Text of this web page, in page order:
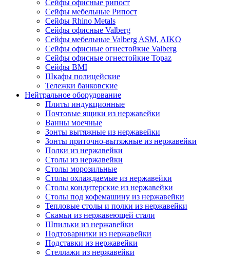
Сейфы офисные рипост
Сейфы мебельные Рипост
Сейфы Rhino Metals
Сейфы офисные Valberg
Сейфы мебельные Valberg ASM, AIKO
Сейфы офисные огнестойкие Valberg
Сейфы офисные огнестойкие Topaz
Сейфы ВМI
Шкафы полицейские
Тележки банковские
Нейтральное оборудование
Плиты индукционные
Почтовые ящики из нержавейки
Ванны моечные
Зонты вытяжные из нержавейки
Зонты приточно-вытяжные из нержавейки
Полки из нержавейки
Столы из нержавейки
Столы морозильные
Столы охлаждаемые из нержавейки
Столы кондитерские из нержавейки
Столы под кофемашину из нержавейки
Тепловые столы и полки из нержавейки
Скамьи из нержавеющей стали
Шпильки из нержавейки
Подтоварники из нержавейки
Подставки из нержавейки
Стеллажи из нержавейки